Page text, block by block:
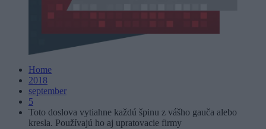
Home
2018
september
5
Toto doslova vytiahne každú špinu z vášho gauča alebo
kresla. Používajú ho aj upratovacie firmy